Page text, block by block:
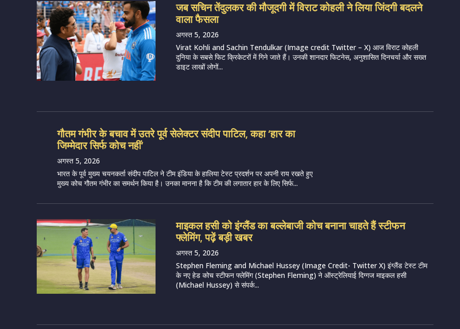
जब सचिन तेंदुलकर की मौजूदगी में विराट कोहली ने लिया जिंदगी बदलने
वाला फैसला
अगस्त 5, 2026
Virat Kohli and Sachin Tendulkar (Image credit Twitter – X) आज विराट कोहली
दुनिया के सबसे फिट क्रिकेटरों में गिने जाते हैं। उनकी शानदार फिटनेस, अनुशासित दिनचर्या और सख्त
डाइट लाखों लोगों...
गौतम गंभीर के बचाव में उतरे पूर्व सेलेक्टर संदीप पाटिल, कहा ‘हार का
जिम्मेदार सिर्फ कोच नहीं’
अगस्त 5, 2026
भारत के पूर्व मुख्य चयनकर्ता संदीप पाटिल ने टीम इंडिया के हालिया टेस्ट प्रदर्शन पर अपनी राय रखते हुए
मुख्य कोच गौतम गंभीर का समर्थन किया है। उनका मानना है कि टीम की लगातार हार के लिए सिर्फ...
माइकल हसी को इंग्लैंड का बल्लेबाजी कोच बनाना चाहते हैं स्टीफन
फ्लेमिंग, पढ़ें बड़ी खबर
अगस्त 5, 2026
Stephen Fleming and Michael Hussey (Image Credit- Twitter X) इंग्लैंड टेस्ट टीम
के नए हेड कोच स्टीफन फ्लेमिंग (Stephen Fleming) ने ऑस्ट्रेलियाई दिग्गज माइकल हसी
(Michael Hussey) से संपर्क...